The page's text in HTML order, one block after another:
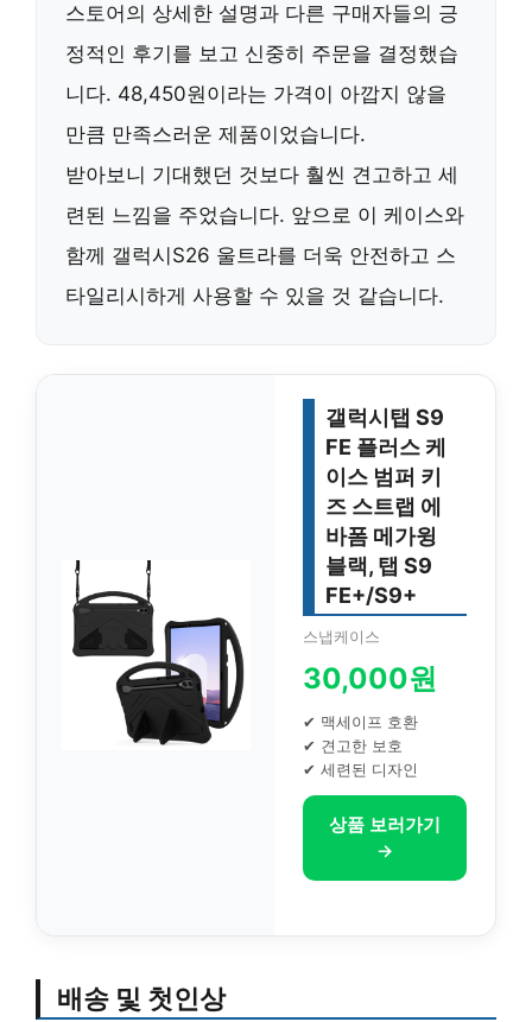
스토어의 상세한 설명과 다른 구매자들의 긍
정적인 후기를 보고 신중히 주문을 결정했습
니다. 48,450원이라는 가격이 아깝지 않을
만큼 만족스러운 제품이었습니다.
받아보니 기대했던 것보다 훨씬 견고하고 세
련된 느낌을 주었습니다. 앞으로 이 케이스와
함께 갤럭시S26 울트라를 더욱 안전하고 스
타일리시하게 사용할 수 있을 것 같습니다.
갤럭시탭 S9
FE 플러스 케
이스 범퍼 키
즈 스트랩 에
바폼 메가윙
블랙, 탭 S9
FE+/S9+
스냅케이스
30,000원
✔ 맥세이프 호환
✔ 견고한 보호
✔ 세련된 디자인
상품 보러가기
→
배송 및 첫인상